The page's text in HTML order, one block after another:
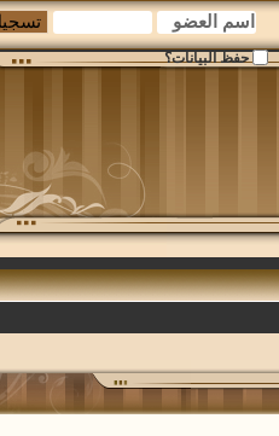
حفظ البيانات؟